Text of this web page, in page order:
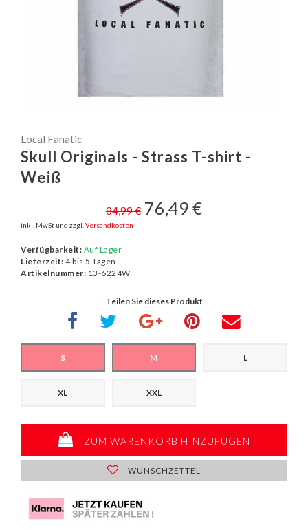
Local Fanatic
Skull Originals - Strass T-shirt -
Weiß
84,99 € 76,49 €
inkl. MwSt und zzgl. Versandkosten
Verfügbarkeit: Auf Lager
Lieferzeit: 4 bis 5 Tagen.
Artikelnummer: 13-6224W
Teilen Sie dieses Produkt
S M L
XL XXL
ZUM WARENKORB HINZUFÜGEN
WUNSCHZETTEL